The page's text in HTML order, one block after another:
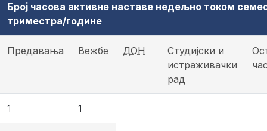
Број часова активне наставе недељно током
триместра/године
Предавања Вежбе ДОН
Студијски и
истраживачки
рад
1 1